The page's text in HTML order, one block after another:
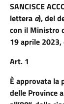
SANCISCE
lettera a), del
con il Ministro
19 aprile
Art. 1
È approvata la
delle Province